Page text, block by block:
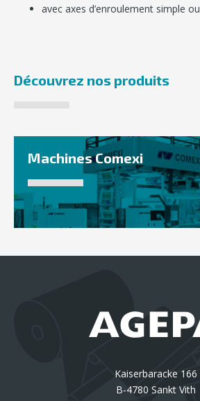
avec axes d’enroulement simple
Découvrez nos produits
Machines Comexi
Kaiserbaracke 166
B-4780 Sankt Vith